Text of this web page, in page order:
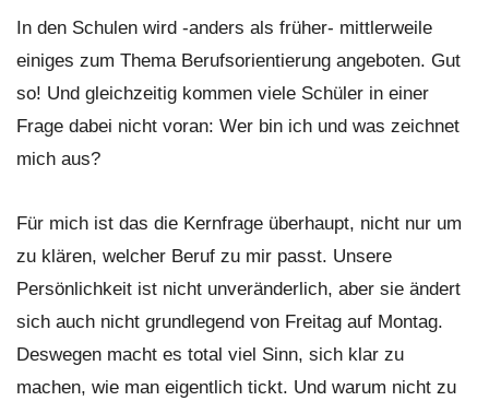
In den Schulen wird -anders als früher- mittlerweile
einiges zum Thema Berufsorientierung angeboten. Gut
so! Und gleichzeitig kommen viele Schüler in einer
Frage dabei nicht voran: Wer bin ich und was zeichnet
mich aus?
Für mich ist das die Kernfrage überhaupt, nicht nur um
zu klären, welcher Beruf zu mir passt. Unsere
Persönlichkeit ist nicht unveränderlich, aber sie ändert
sich auch nicht grundlegend von Freitag auf Montag.
Deswegen macht es total viel Sinn, sich klar zu
machen, wie man eigentlich tickt. Und warum nicht zu